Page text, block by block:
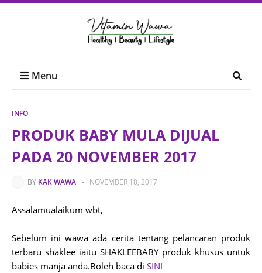
Menu
INFO
PRODUK BABY MULA DIJUAL
PADA 20 NOVEMBER 2017
BY KAK WAWA - NOVEMBER 18, 2017
Assalamualaikum wbt,
Sebelum ini wawa ada cerita tentang pelancaran produk
terbaru shaklee iaitu SHAKLEEBABY produk khusus untuk
babies manja anda.Boleh baca di SINI